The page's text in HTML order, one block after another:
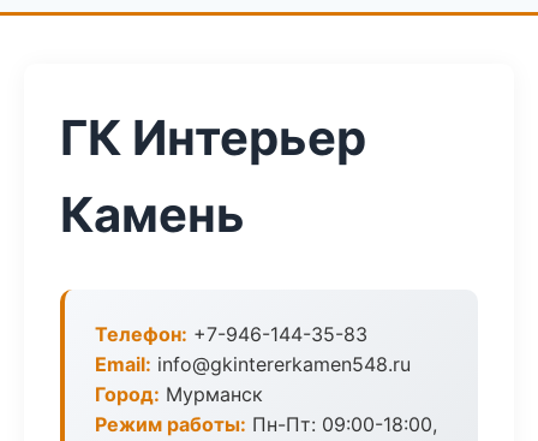
ГК Интерьер
Камень
Телефон: +7-946-144-35-83
Email: info@gkintererkamen548.ru
Город: Мурманск
Режим работы: Пн-Пт: 09:00-18:00,